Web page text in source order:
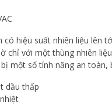
có hiệu suất nhiên liệu lên
chỉ với một thùng nhiên
một số tính năng an toàn,
dầu thấp